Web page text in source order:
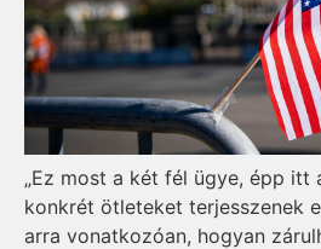
„Ez most a két fél ügye, épp itt
konkrét ötleteket terjesszenek
arra vonatkozóan, hogyan